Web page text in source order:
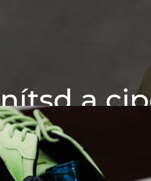
a
előtt!